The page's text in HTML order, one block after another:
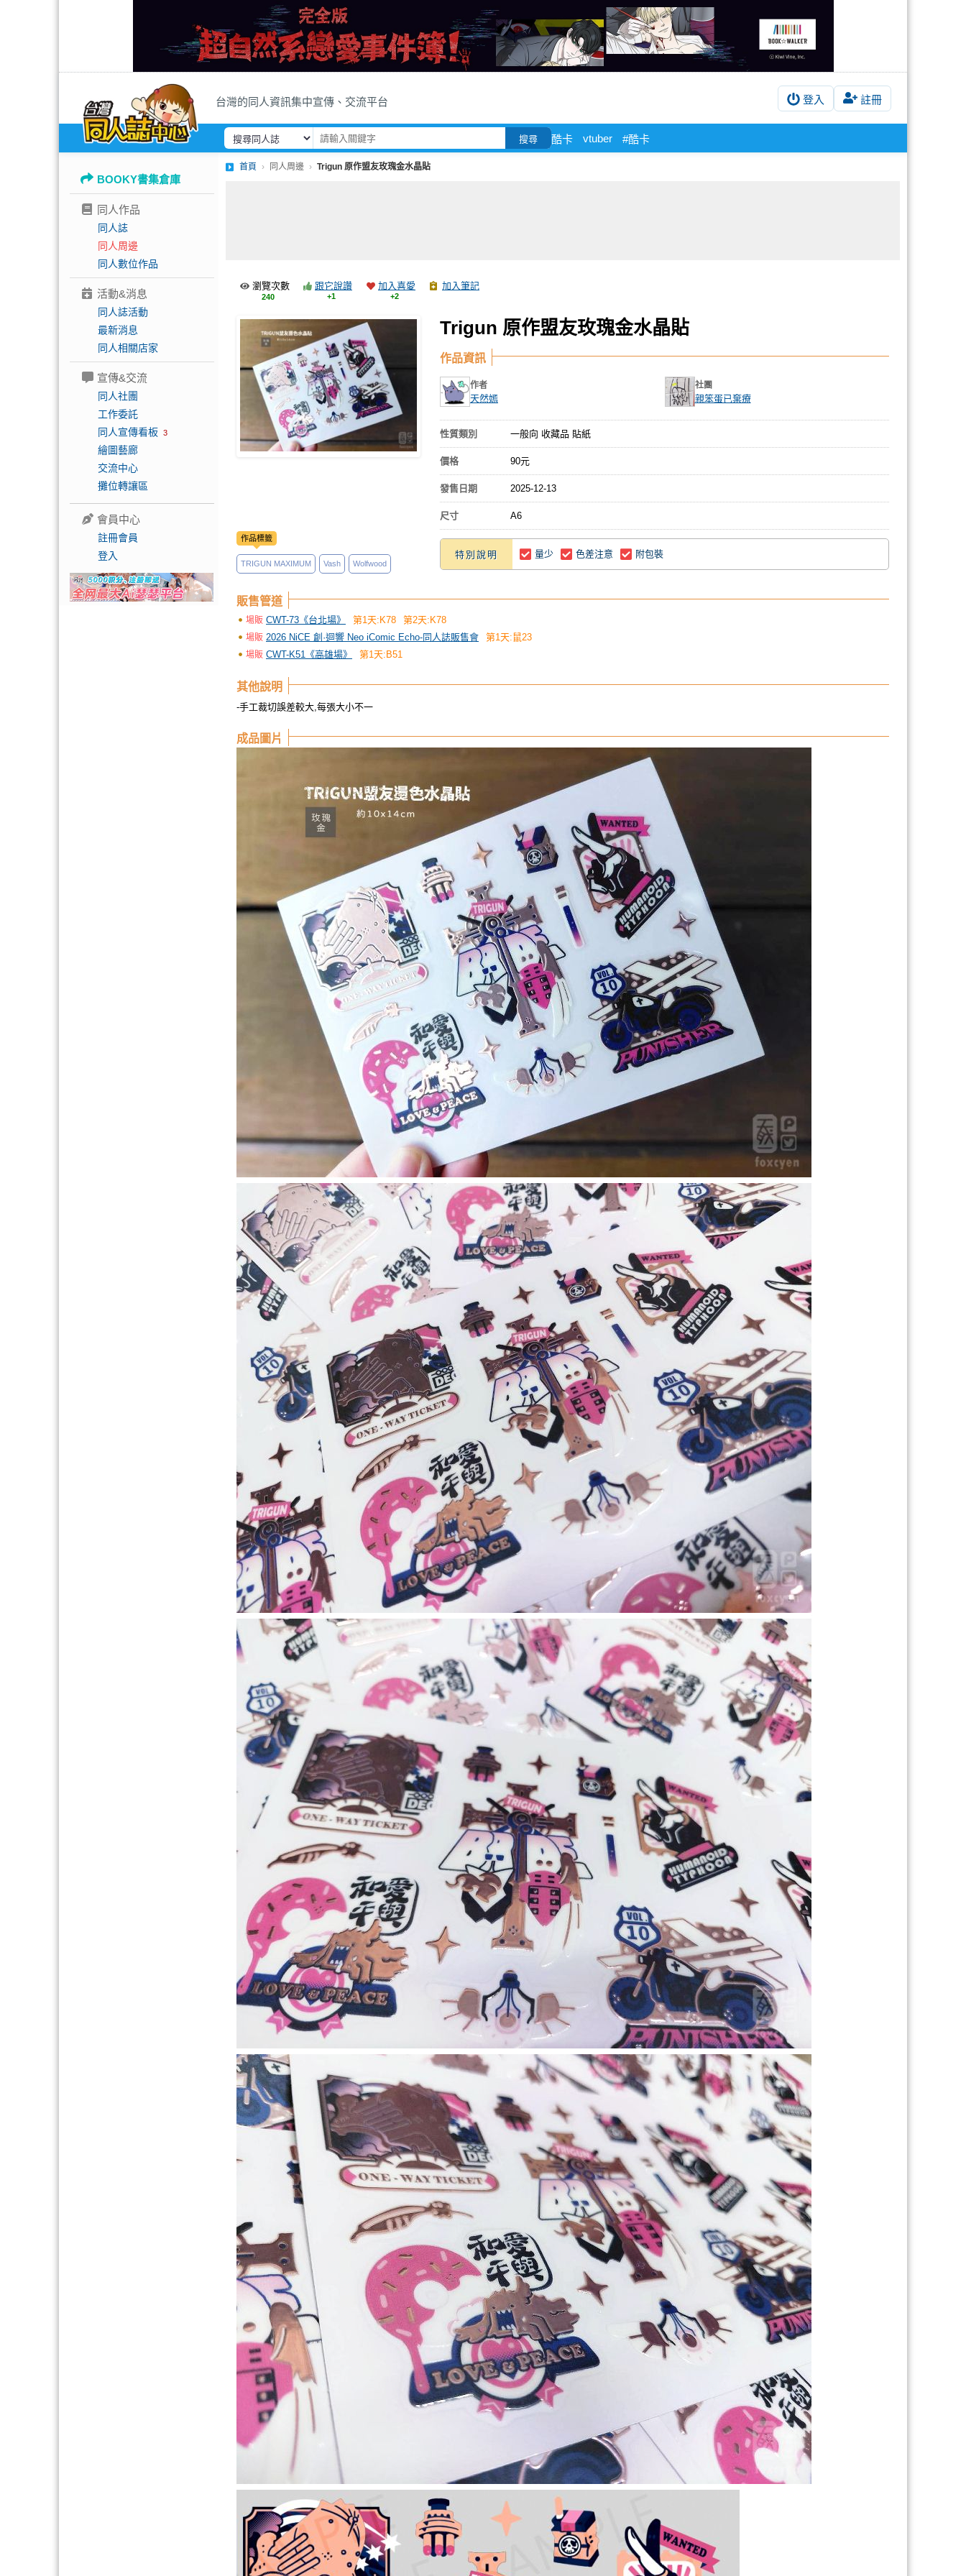
台灣的同人資訊集中宣傳、交流平台 登入 註冊
搜尋 酷卡 vtuber #酷卡
BOOKY書集倉庫
同人作品
同人誌
同人周邊
同人數位作品
活動&消息
同人誌活動
最新消息
同人相關店家
宣傳&交流
同人社團
工作委託
同人宣傳看板 3
繪圖藝廊
交流中心
攤位轉讓區
會員中心
註冊會員
登入
首頁 同人周邊 Trigun 原作盟友玫瑰金水晶貼
瀏覽次數
240
跟它說讚
+1
加入喜愛
+2
加入筆記
Trigun 原作盟友玫瑰金水晶貼
作品標籤
TRIGUN MAXIMUM Vash Wolfwood
作品資訊
作者
天然嫣
社團
親笨蛋已棄療
性質類別 一般向 收藏品 貼紙
價格 90元
發售日期 2025-12-13
尺寸 A6
特別說明 量少 色差注意 附包裝
販售管道
場販 CWT-73《台北場》 第1天:K78 第2天:K78
場販 2026 NiCE 創·迴響 Neo iComic Echo-同人誌販售會 第1天:鼠23
場販 CWT-K51《高雄場》 第1天:B51
其他說明
-手工裁切誤差較大,每張大小不一
成品圖片